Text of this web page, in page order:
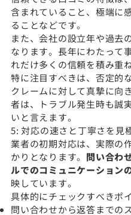
含まれていること、極端に
ることなどです。
また、会社の設立年や過去
なります。長年にわたって
れだけ多くの信頼を積み重
特に注目すべきは、否定的
クレームに対して真摯に向
者は、トラブル発生時も誠
いと言えます。
5: 対応の速さと丁寧さを見
業者の初期対応は、実際の
かりとなります。 問い合わ
ルでのコミュニケーション
映しています。
具体的にチェックすべきポ
問い合わせから返答までの